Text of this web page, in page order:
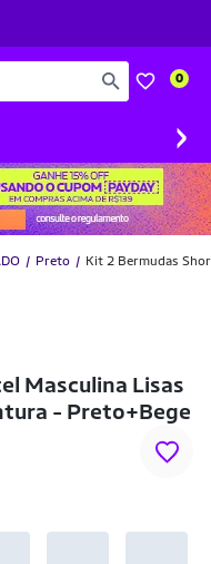
0
›
Preto Kit 2 Bermudas
Masculina Lisas
- Preto+Bege